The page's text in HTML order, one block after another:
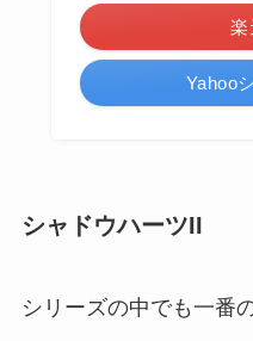
楽
Yahoo
シャドウハーツII
シリーズの中でも一番